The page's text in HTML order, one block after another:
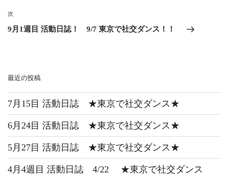
次
9月1週目 活動日誌！ 9/7 東京で社交ダンス！！
最近の投稿
7月15目 活動日誌 ★東京で社交ダンス★
6月24目 活動日誌 ★東京で社交ダンス★
5月27目 活動日誌 ★東京で社交ダンス★
4月4週目 活動日誌 4/22 ★東京で社交ダンス